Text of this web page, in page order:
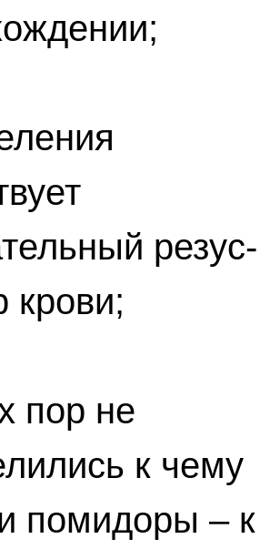
резус-
крови;
пор не
к чему
помидоры – к